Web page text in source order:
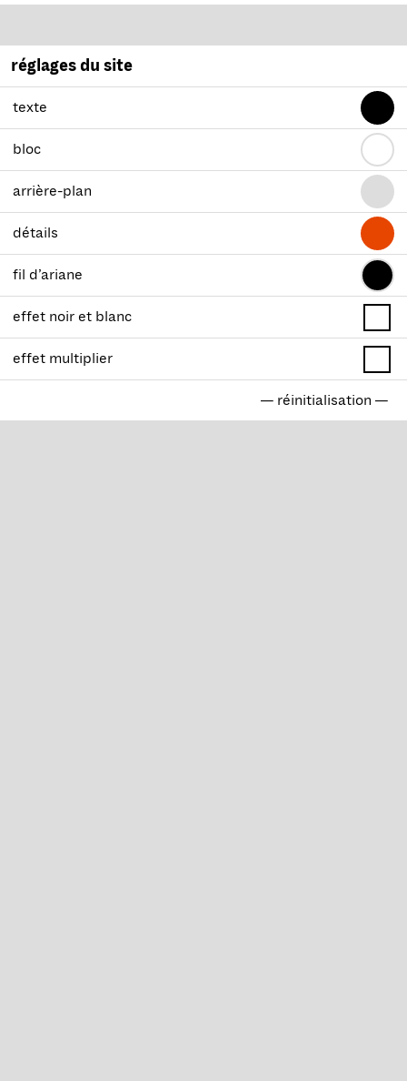
réglages du site
texte
bloc
arrière-plan
détails
fil d’ariane
effet noir et blanc
effet multiplier
— réinitialisation —